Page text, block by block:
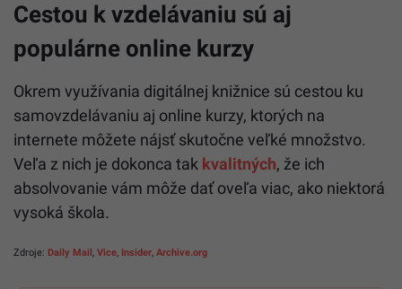
Cestou k vzdelávaniu sú aj
populárne online kurzy
Okrem využívania digitálnej knižnice sú cestou ku
samovzdelávaniu aj online kurzy, ktorých na
internete môžete nájsť skutočne veľké množstvo.
Veľa z nich je dokonca tak kvalitných, že ich
absolvovanie vám môže dať oveľa viac, ako niektorá
vysoká škola.
Zdroje: Daily Mail , Vice, Insider, Archive.org